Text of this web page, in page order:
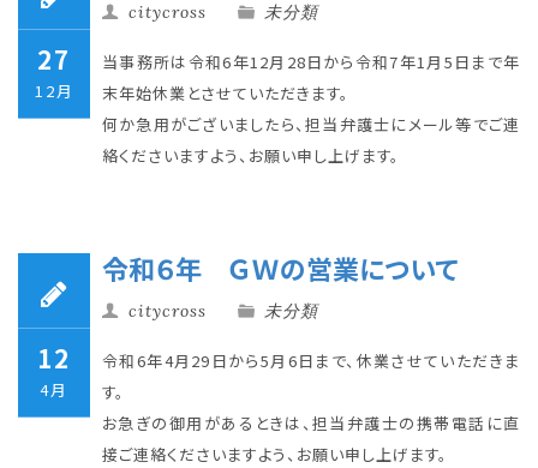
27
12月
citycross 未分類
当事務所は令和6年12月28日から令和7年1月5日まで年
末年始休業とさせていただきます。
何か急用がございましたら、担当弁護士にメール等でご連
絡くださいますよう、お願い申し上げます。
12
4月
令和６年 ＧＷの営業について
citycross 未分類
令和6年4月29日から5月6日まで、休業させていただきま
す。
お急ぎの御用があるときは、担当弁護士の携帯電話に直
接ご連絡くださいますよう、お願い申し上げます。